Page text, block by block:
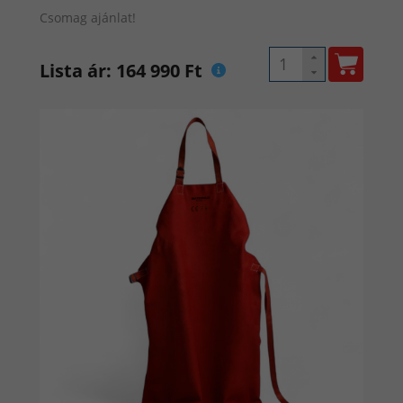
SYN Inverteres CO2 hegesztőgép az Ön megoldása!
Az inverteres CO2 hegesztőgép számos előnnyel
rendelkezik, ideális választás, ha hosszú élettartamú,
Ne habozz, vásárold meg most és hozd ki a legtöbbet a
Csomag ajánlat!
Lista ár: 164 990 Ft